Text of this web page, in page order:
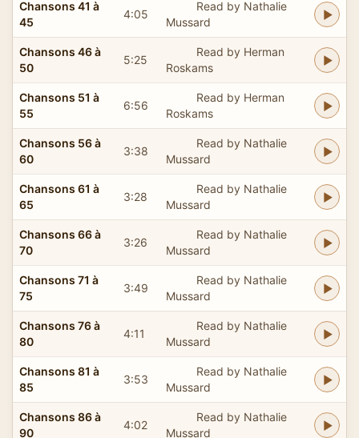
Chansons 41 à
45
4:05
Read by Nathalie
Mussard
Chansons 46 à
50
5:25
Read by Herman
Roskams
Chansons 51 à
55
6:56
Read by Herman
Roskams
Chansons 56 à
60
3:38
Read by Nathalie
Mussard
Chansons 61 à
65
3:28
Read by Nathalie
Mussard
Chansons 66 à
70
3:26
Read by Nathalie
Mussard
Chansons 71 à
75
3:49
Read by Nathalie
Mussard
Chansons 76 à
80
4:11
Read by Nathalie
Mussard
Chansons 81 à
85
3:53
Read by Nathalie
Mussard
Chansons 86 à
90
4:02
Read by Nathalie
Mussard